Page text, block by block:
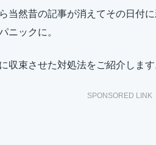
当然昔の記事が消えてその日付
ニックに。
収束させた対処法をご紹介します
SPONSORED LINK